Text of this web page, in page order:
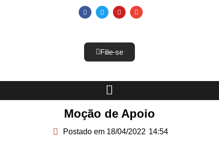
Filie-se
Moção de Apoio
Postado em 18/04/2022 14:54